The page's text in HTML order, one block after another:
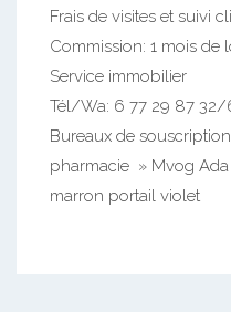
Frais de visites et suivi
Commission: 1 mois de
Service immobilier
Tél/Wa: 6 77 29 87
Bureaux de
pharmacie » Mvog
marron portail violet